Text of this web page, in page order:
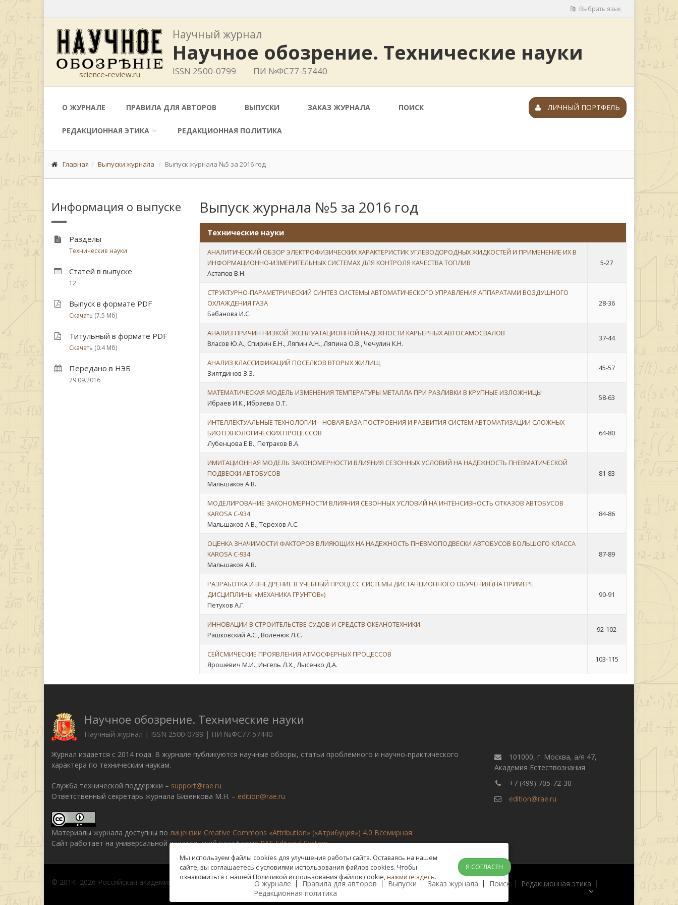
Выбрать язык
science-review.ru
Научный журнал
Научное обозрение. Технические науки
ISSN 2500-0799 ПИ №ФС77-57440
О ЖУРНАЛЕ ПРАВИЛА ДЛЯ АВТОРОВ ВЫПУСКИ ЗАКАЗ ЖУРНАЛА ПОИСК
РЕДАКЦИОННАЯ ЭТИКА РЕДАКЦИОННАЯ ПОЛИТИКА
ЛИЧНЫЙ ПОРТФЕЛЬ
Главная Выпуски журнала Выпуск журнала №5 за 2016 год
Информация о выпуске
Разделы
Технические науки
Статей в выпуске
12
Выпуск в формате PDF
Скачать (7.5 Мб)
Титульный в формате PDF
Скачать (0.4 Мб)
Передано в НЭБ
29.09.2016
Выпуск журнала №5 за 2016 год
Технические науки
АНАЛИТИЧЕСКИЙ ОБЗОР ЭЛЕКТРОФИЗИЧЕСКИХ ХАРАКТЕРИСТИК УГЛЕВОДОРОДНЫХ ЖИДКОСТЕЙ И ПРИМЕНЕНИЕ ИХ В
ИНФОРМАЦИОННО-ИЗМЕРИТЕЛЬНЫХ СИСТЕМАХ ДЛЯ КОНТРОЛЯ КАЧЕСТВА ТОПЛИВ
Астапов В.Н.
5-27
СТРУКТУРНО-ПАРАМЕТРИЧЕСКИЙ СИНТЕЗ СИСТЕМЫ АВТОМАТИЧЕСКОГО УПРАВЛЕНИЯ АППАРАТАМИ ВОЗДУШНОГО
ОХЛАЖДЕНИЯ ГАЗА
Бабанова И.С.
28-36
АНАЛИЗ ПРИЧИН НИЗКОЙ ЭКСПЛУАТАЦИОННОЙ НАДЕЖНОСТИ КАРЬЕРНЫХ АВТОСАМОСВАЛОВ
Власов Ю.А., Спирин Е.Н., Ляпин А.Н., Ляпина О.В., Чечулин К.Н.
37-44
АНАЛИЗ КЛАССИФИКАЦИЙ ПОСЕЛКОВ ВТОРЫХ ЖИЛИЩ
Зиятдинов З.З.
45-57
МАТЕМАТИЧЕСКАЯ МОДЕЛЬ ИЗМЕНЕНИЯ ТЕМПЕРАТУРЫ МЕТАЛЛА ПРИ РАЗЛИВКИ В КРУПНЫЕ ИЗЛОЖНИЦЫ
Ибраев И.К., Ибраева О.Т.
58-63
ИНТЕЛЛЕКТУАЛЬНЫЕ ТЕХНОЛОГИИ – НОВАЯ БАЗА ПОСТРОЕНИЯ И РАЗВИТИЯ СИСТЕМ АВТОМАТИЗАЦИИ СЛОЖНЫХ
БИОТЕХНОЛОГИЧЕСКИХ ПРОЦЕССОВ
Лубенцова Е.В., Петраков В.А.
64-80
ИМИТАЦИОННАЯ МОДЕЛЬ ЗАКОНОМЕРНОСТИ ВЛИЯНИЯ СЕЗОННЫХ УСЛОВИЙ НА НАДЕЖНОСТЬ ПНЕВМАТИЧЕСКОЙ
ПОДВЕСКИ АВТОБУСОВ
Мальшаков А.В.
81-83
МОДЕЛИРОВАНИЕ ЗАКОНОМЕРНОСТИ ВЛИЯНИЯ СЕЗОННЫХ УСЛОВИЙ НА ИНТЕНСИВНОСТЬ ОТКАЗОВ АВТОБУСОВ
KAROSA C-934
Мальшаков А.В., Терехов А.С.
84-86
ОЦЕНКА ЗНАЧИМОСТИ ФАКТОРОВ ВЛИЯЮЩИХ НА НАДЕЖНОСТЬ ПНЕВМОПОДВЕСКИ АВТОБУСОВ БОЛЬШОГО КЛАССА
KAROSA C-934
Мальшаков А.В.
87-89
РАЗРАБОТКА И ВНЕДРЕНИЕ В УЧЕБНЫЙ ПРОЦЕСС СИСТЕМЫ ДИСТАНЦИОННОГО ОБУЧЕНИЯ (НА ПРИМЕРЕ
ДИСЦИПЛИНЫ «МЕХАНИКА ГРУНТОВ»)
Петухов А.Г.
90-91
ИННОВАЦИИ В СТРОИТЕЛЬСТВЕ СУДОВ И СРЕДСТВ ОКЕАНОТЕХНИКИ
Рашковский А.С., Воленюк Л.С.
92-102
СЕЙСМИЧЕСКИЕ ПРОЯВЛЕНИЯ АТМОСФЕРНЫХ ПРОЦЕССОВ
Ярошевич М.И., Ингель Л.Х., Лысенко Д.А.
103-115
Научное обозрение. Технические науки
Научный журнал | ISSN 2500-0799 | ПИ №ФС77-57440
Журнал издается с 2014 года. В журнале публикуются научные обзоры, статьи проблемного и научно-практического
характера по техническим наукам.
Служба технической поддержки – support@rae.ru
Ответственный секретарь журнала Бизенкова М.Н. – edition@rae.ru
101000, г. Москва, а/я 47,
Академия Естествознания
+7 (499) 705-72-30
edition@rae.ru
Материалы журнала доступны по лицензии Creative Commons «Attribution» («Атрибуция») 4.0 Всемирная.
Сайт работает на универсальной издательской платформеRAE Editorial System
© 2014–2026 Российская академия естествознания О журнале Правила для авторов Выпуски Заказ журнала Поиск
Редакционная этика
Редакционная политика
Мы используем файлы cookies для улучшения работы сайта. Оставаясь на нашем
сайте, вы соглашаетесь с условиями использования файлов cookies. Чтобы
ознакомиться с нашей Политикой использования файлов cookie,нажмите здесь.
Я СОГЛАСЕН